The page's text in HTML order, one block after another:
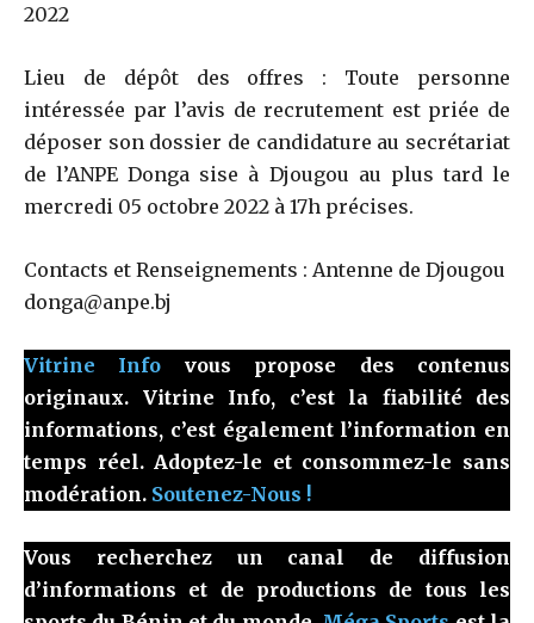
2022
Lieu de dépôt des offres : Toute personne
intéressée par l’avis de recrutement est priée de
déposer son dossier de candidature au secrétariat
de l’ANPE Donga sise à Djougou au plus tard le
mercredi 05 octobre 2022 à 17h précises.
Contacts et Renseignements : Antenne de Djougou
donga@anpe.bj
Vitrine Info vous propose des contenus
originaux. Vitrine Info, c’est la fiabilité des
informations, c’est également l’information en
temps réel. Adoptez-le et consommez-le sans
modération. Soutenez-Nous !
Vous recherchez un canal de diffusion
d’informations et de productions de tous les